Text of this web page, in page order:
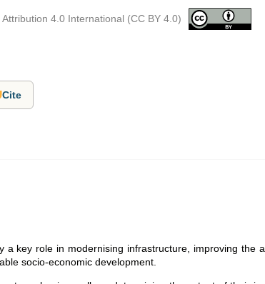
4.0 International (CC BY 4.0)
Cite
a key role in modernising infrastructure, improving the
socio-economic development.